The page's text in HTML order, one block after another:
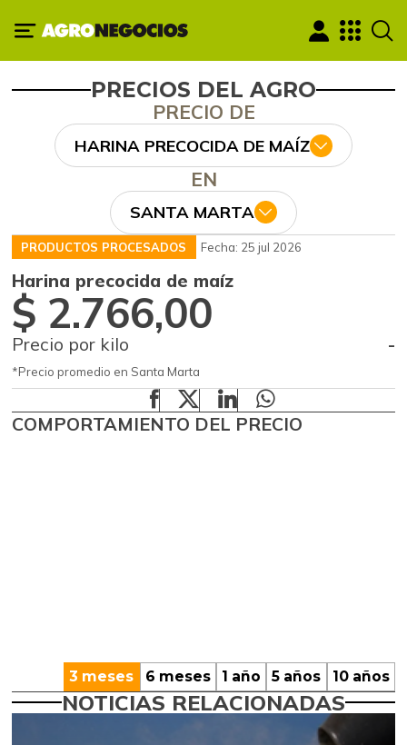
PRECIOS DEL AGRO
PRECIO DE
HARINA PRECOCIDA DE MAÍZ
EN
SANTA MARTA
PRODUCTOS PROCESADOS Fecha: 25 jul 2026
Harina precocida de maíz
$ 2.766,00
Precio por kilo -
*Precio promedio en Santa Marta
COMPORTAMIENTO DEL PRECIO
3 meses 6 meses 1 año 5 años 10 años
NOTICIAS RELACIONADAS